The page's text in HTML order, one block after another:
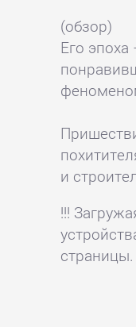
(обзор)
Его
и
!!!
страницы.